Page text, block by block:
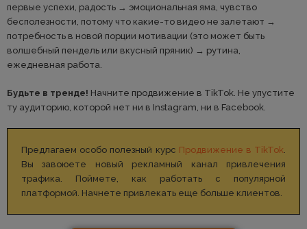
первые успехи, радость → эмоциональная яма, чувство
бесполезности, потому что какие-то видео не залетают →
потребность в новой порции мотивации (это может быть
волшебный пендель или вкусный пряник) → рутина,
ежедневная работа.
Будьте в тренде! Начните продвижение в TikTok. Не упустите
ту аудиторию, которой нет ни в Instagram, ни в Facebook.
Предлагаем особо полезный курс Продвижение в TikTok
Вы завоюете новый рекламный канал привлечения
трафика. Поймете, как работать с популярной
платформой. Начнете привлекать еще больше клиентов.